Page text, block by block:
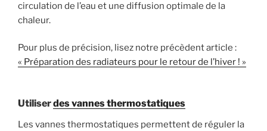
circulation de l’eau et une diffusion optimale de la
chaleur.
Pour plus de précision, lisez notre précèdent article :
« Préparation des radiateurs pour le retour de l’hiver ! »
Utiliserdes vannes thermostatiques
Les vannes thermostatiques permettent de réguler la